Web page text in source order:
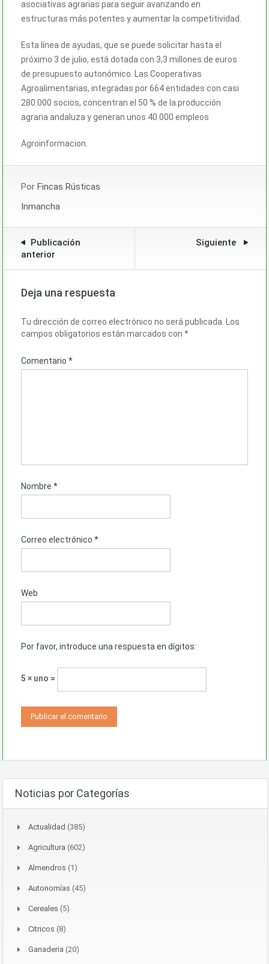
asociativas agrarias para seguir avanzando en
estructuras más potentes y aumentar la competitividad.
Esta línea de ayudas, que se puede solicitar hasta el
próximo 3 de julio, está dotada con 3,3 millones de euros
de presupuesto autonómico. Las Cooperativas
Agroalimentarias, integradas por 664 entidades con casi
280.000 socios, concentran el 50 % de la producción
agraria andaluza y generan unos 40.000 empleos
Agroinformacion.
Por Fincas Rústicas
Inmancha
Publicación
anterior
Siguiente
Deja una respuesta
Tu dirección de correo electrónico no será publicada. Los
campos obligatorios están marcados con *
Comentario *
Nombre *
Correo electrónico *
Web
Por favor, introduce una respuesta en dígitos:
5 × uno =
Noticias por Categorías
Actualidad (385)
Agricultura (602)
Almendros (1)
Autonomías (45)
Cereales (5)
Citricos (8)
Ganaderia (20)